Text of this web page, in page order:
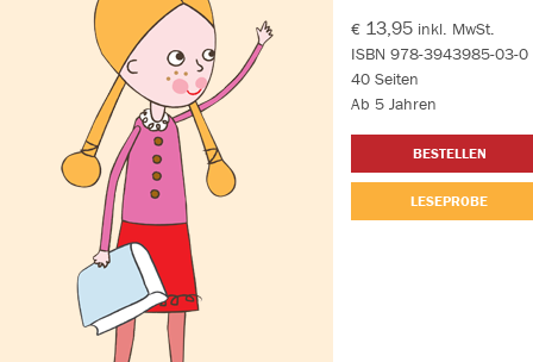
€ 13,95 inkl. MwSt.
ISBN 978-3943985-03-0
40 Seiten
Ab 5 Jahren
BESTELLEN
LESEPROBE